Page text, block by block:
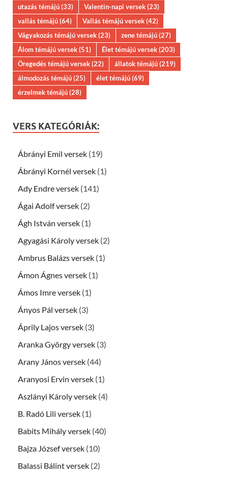
utazás témájú(33) Valentin-napi versek(23)
vallás témájú(64) Vallás témájú versek(42)
Vágyakozás témájú versek(23) zene témájú(27)
Álom témájú versek(51) Élet témájú versek(203)
Öregedés témájú versek(22) állatok témájú(219)
álmodozás témájú(25) élet témájú(69)
érzelmek témájú(28)
VERS KATEGÓRIÁK:
Ábrányi Emil versek (19)
Ábrányi Kornél versek (1)
Ady Endre versek (141)
Ágai Adolf versek (2)
Ágh István versek (1)
Agyagási Károly versek (2)
Ambrus Balázs versek (1)
Ámon Ágnes versek (1)
Ámos Imre versek (1)
Ányos Pál versek (3)
Áprily Lajos versek (3)
Aranka György versek (3)
Arany János versek (44)
Aranyosi Ervin versek (1)
Aszlányi Károly versek (4)
B. Radó Lili versek (1)
Babits Mihály versek (40)
Bajza József versek (10)
Balassi Bálint versek (2)